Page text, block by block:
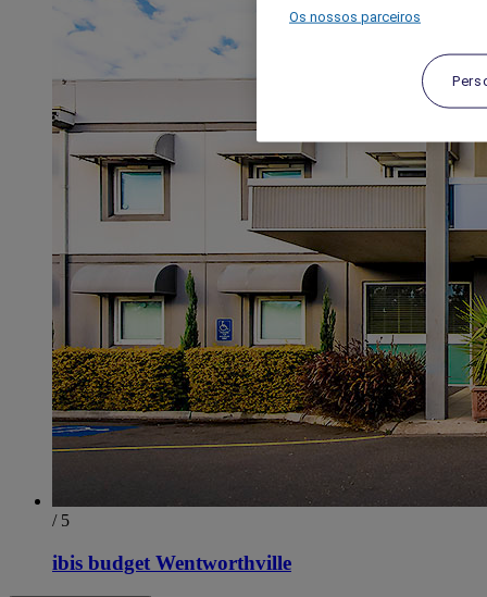
/ 5
ibis budget Wentworthville
Os nossos parceiros